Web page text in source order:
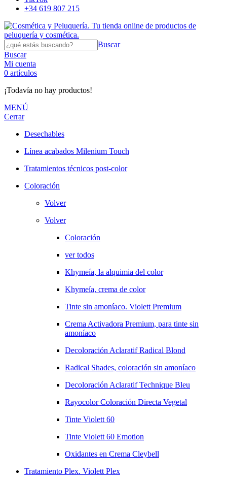
+34 619 807 215
Buscar
Buscar
Mi cuenta
0 artículos
¡Todavía no hay productos!
MENÚ
Cerrar
Desechables
Línea acabados Milenium Touch
Tratamientos técnicos post-color
Coloración
Volver
Volver
Coloración
ver todos
Khymeía, la alquimia del color
Khymeía, crema de color
Tinte sin amoníaco. Violett Premium
Crema Activadora Premium, para tinte sin
amoníaco
Decoloración Aclaratif Radical Blond
Radical Shades, coloración sin amoníaco
Decoloración Aclaratif Technique Bleu
Rayocolor Coloración Directa Vegetal
Tinte Violett 60
Tinte Violett 60 Emotion
Oxidantes en Crema Cleybell
Tratamiento Plex. Violett Plex